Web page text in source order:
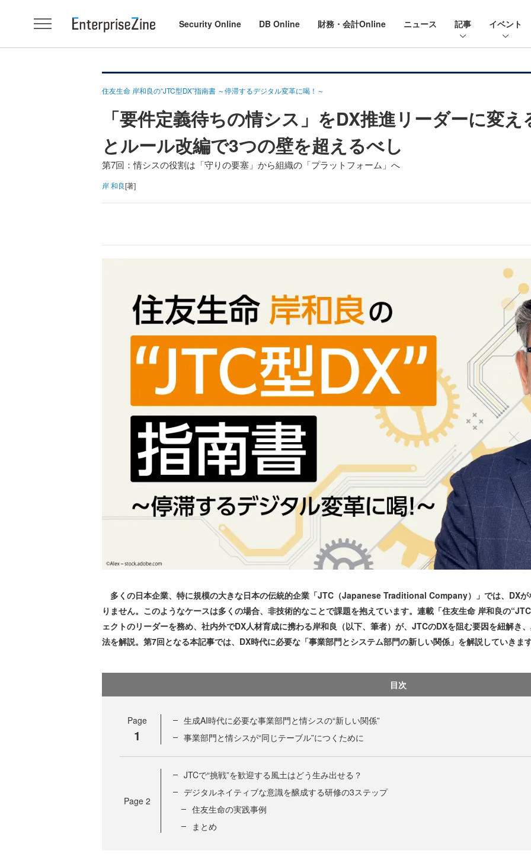
Security Online DB Online 財務・会計Online ニュース 記事 イベント
住友生命 岸和良の“JTC型DX”指南書 ～停滞するデジタル変革に喝！～
「要件定義待ちの情シス」をDX推進リーダーに変
とルール改編で3つの壁を超えるべし
第7回：情シスの役割は「守りの要塞」から組織の「プラットフォーム」へ
岸 和良[著]
多くの日本企業、特に規模の大きな日本の伝統的企業「JTC（Japanese Traditional Company）」では、DXが
りません。このようなケースは多くの場合、非技術的なことで課題を抱えています。連載「住友生命 岸和良の
ェクトのリーダーを務め、社内外でDX人材育成に携わる岸和良（以下、筆者）が、JTCのDXを阻む要因を紐解き
法を解説。第7回となる本記事では、DX時代に必要な「事業部門とシステム部門の新しい関係」を解説していきま
目次
Page
1
生成AI時代に必要な事業部門と情シスの“新しい関係”
事業部門と情シスが“同じテーブル”につくために
Page 2
JTCで“挑戦”を歓迎する風土はどう生み出せる？
デジタルネイティブな意識を醸成する研修の3ステップ
住友生命の実践事例
まとめ